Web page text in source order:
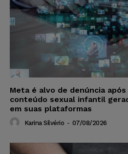
Meta é alvo de denúncia
conteúdo sexual infantil
em suas plataformas
Karina Silvério - 07/08/2026